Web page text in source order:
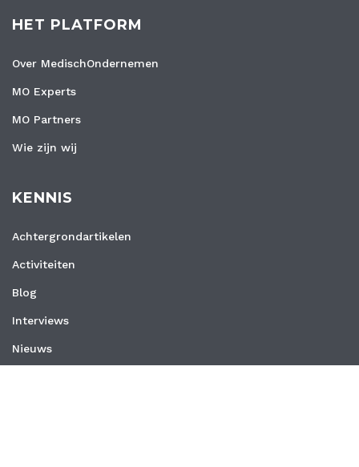
HET PLATFORM
Over MedischOndernemen
MO Experts
MO Partners
Wie zijn wij
KENNIS
Achtergrondartikelen
Activiteiten
Blog
Interviews
Nieuws